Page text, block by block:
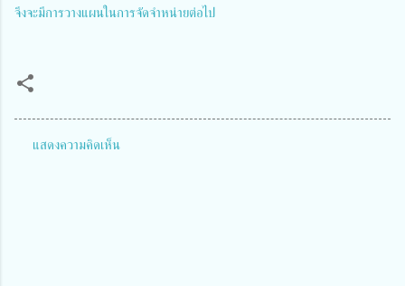
จึงจะมีการวางแผนในการจัดจำหน่ายต่อไป
แสดงความคิดเห็น